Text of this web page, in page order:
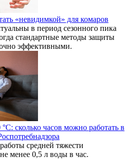
«невидимкой» для комаров
в период сезонного пика
стандартные методы защиты
эффективными.
сколько часов можно работать в
средней тяжести
менее 0,5 л воды в час.